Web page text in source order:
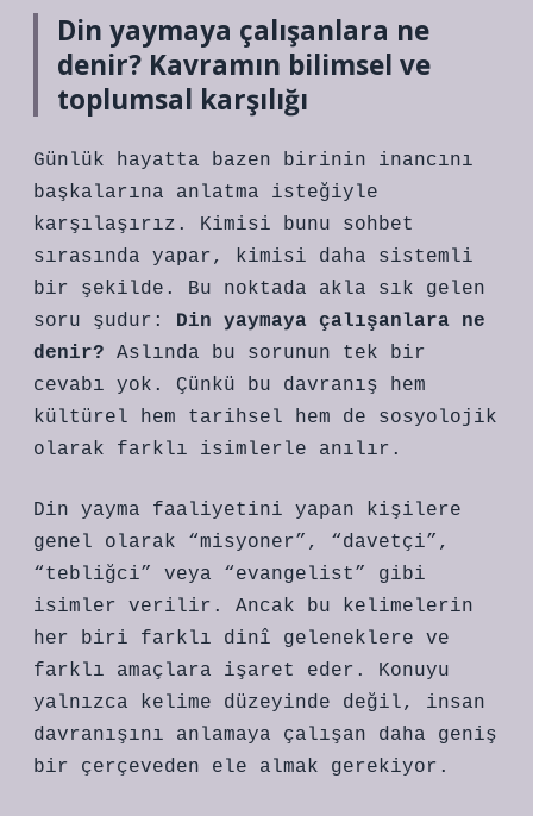
Din yaymaya çalışanlara ne
denir? Kavramın bilimsel ve
toplumsal karşılığı
Günlük hayatta bazen birinin inancını
başkalarına anlatma isteğiyle
karşılaşırız. Kimisi bunu sohbet
sırasında yapar, kimisi daha sistemli
bir şekilde. Bu noktada akla sık gelen
soru şudur: Din yaymaya çalışanlara ne
denir? Aslında bu sorunun tek bir
cevabı yok. Çünkü bu davranış hem
kültürel hem tarihsel hem de sosyolojik
olarak farklı isimlerle anılır.
Din yayma faaliyetini yapan kişilere
genel olarak “misyoner”, “davetçi”,
“tebliğci” veya “evangelist” gibi
isimler verilir. Ancak bu kelimelerin
her biri farklı dinî geleneklere ve
farklı amaçlara işaret eder. Konuyu
yalnızca kelime düzeyinde değil, insan
davranışını anlamaya çalışan daha geniş
bir çerçeveden ele almak gerekiyor.